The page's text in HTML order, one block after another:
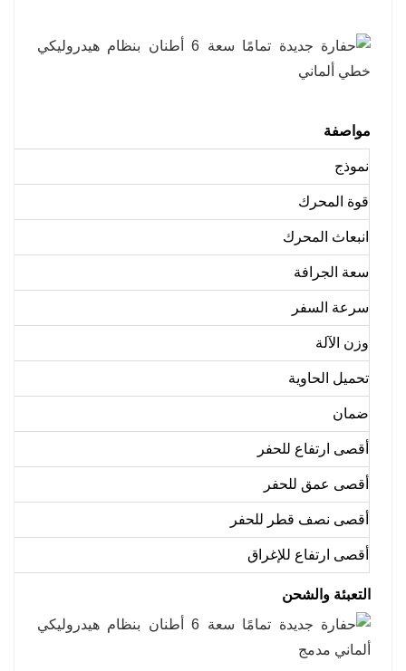
مواصفة
نموذج
قوة المحرك
انبعاث المحرك
سعة الجرافة
سرعة السفر
وزن الآلة
تحميل الحاوية
ضمان
أقصى ارتفاع للحفر
أقصى عمق للحفر
أقصى نصف قطر للحفر
أقصى ارتفاع للإغراق
التعبئة والشحن